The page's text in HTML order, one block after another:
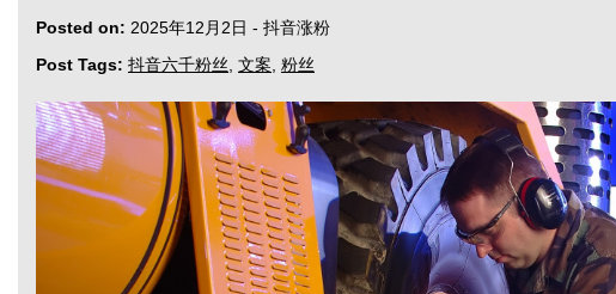
Posted on: 2025年12月2日 - 抖音涨粉
Post Tags: 抖音六千粉丝 文案 粉丝